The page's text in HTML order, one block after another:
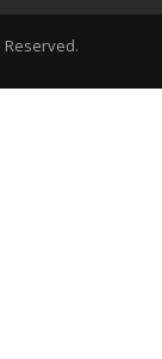
Reserved.